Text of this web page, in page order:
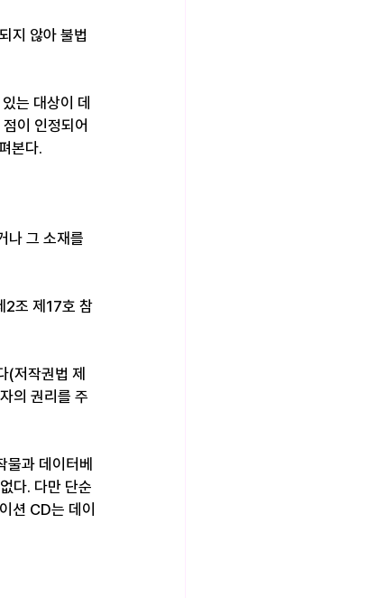
지 않아 불법
는 대상이 데
이 인정되어
본다.
나 그 소재를
2조 제17호 참
(저작권법 제
의 권리를 주
과 데이터베
다. 다만 단순
션 CD는 데이